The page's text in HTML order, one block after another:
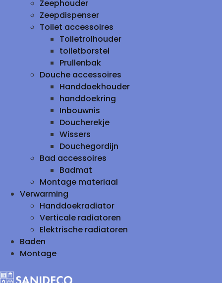
Zeephouder
Zeepdispenser
Toilet accessoires
Toiletrolhouder
toiletborstel
Prullenbak
Douche accessoires
Handdoekhouder
handdoekring
Inbouwnis
Doucherekje
Wissers
Douchegordijn
Bad accessoires
Badmat
Montage materiaal
Verwarming
Handdoekradiator
Verticale radiatoren
Elektrische radiatoren
Baden
Montage